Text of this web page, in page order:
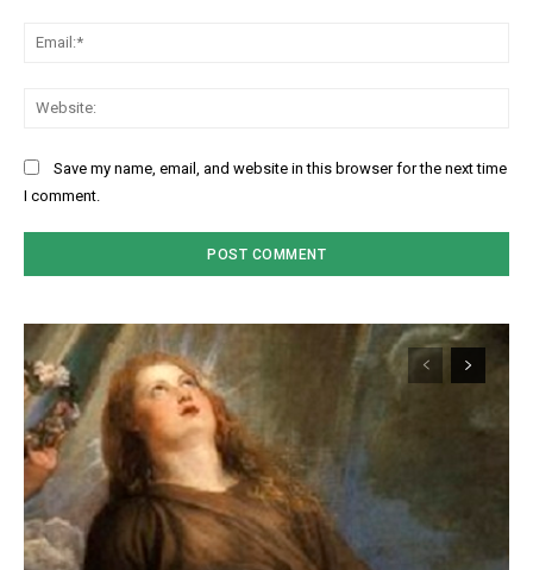
Save my name, email, and website in this browser for the next time
I comment.